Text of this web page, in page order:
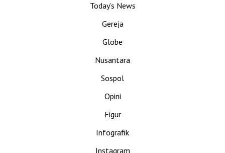
Today’s News
Gereja
Globe
Nusantara
Sospol
Opini
Figur
Infografik
Instagram